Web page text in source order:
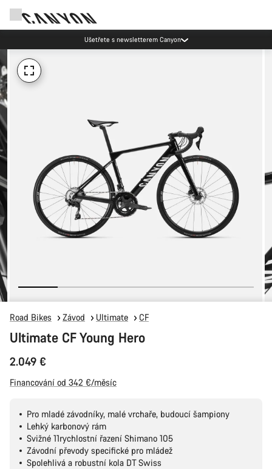
Ušetřete s newsletterem Canyon
Road Bikes Závod Ultimate CF
Ultimate CF Young Hero
2.049 €
Financování od 342 €/měsíc
Pro mladé závodníky, malé vrchaře, budoucí šampiony
Lehký karbonový rám
Svižné 11rychlostní řazení Shimano 105
Závodní převody specifické pro mládež
Spolehlivá a robustní kola DT Swiss